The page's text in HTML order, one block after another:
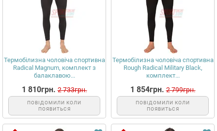
Термобілизна чоловіча спортивна
Radical Magnum, комплект з
балаклавою...
1 810грн. 2 733грн.
ПОВІДОМИЛИ КОЛИ
ПОЯВИТЬСЯ
Термобілизна чоловіча спортивна
Rough Radical Military Black,
комплект...
1 854грн. 2 799грн.
ПОВІДОМИЛИ КОЛИ
ПОЯВИТЬСЯ